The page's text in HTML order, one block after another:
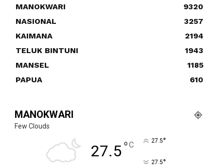
MANOKWARI
9320
NASIONAL
3257
KAIMANA
2194
TELUK BINTUNI
1943
MANSEL
1185
PAPUA
610
MANOKWARI
Few Clouds
27.5°C 27.5°
27.5°